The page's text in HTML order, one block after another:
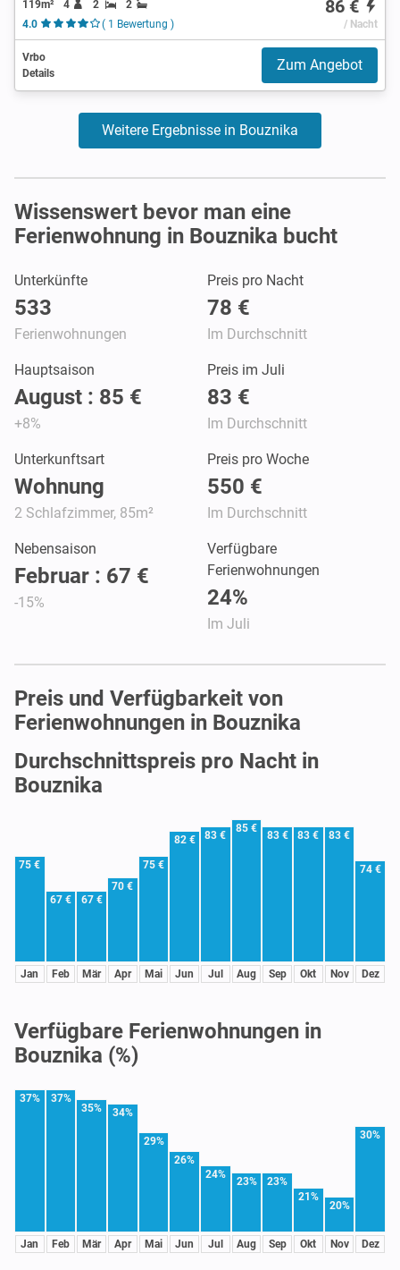
119m² 4 2
2
4.0
( 1 Bewertung )
86 €
/ Nacht
Vrbo
Details
Zum Angebot
Weitere Ergebnisse in Bouznika
Wissenswert bevor man eine
Ferienwohnung in Bouznika bucht
Unterkünfte
533
Ferienwohnungen
Preis pro Nacht
78 €
Im Durchschnitt
Hauptsaison
August : 85 €
+8%
Preis im Juli
83 €
Im Durchschnitt
Unterkunftsart
Wohnung
2 Schlafzimmer, 85m²
Preis pro Woche
550 €
Im Durchschnitt
Nebensaison
Februar : 67 €
-15%
Verfügbare
Ferienwohnungen
24%
Im Juli
Preis und Verfügbarkeit von
Ferienwohnungen in Bouznika
Durchschnittspreis pro Nacht in
Bouznika
75 €
Jan
67 €
Feb
67 €
Mär
70 €
Apr
75 €
Mai
82 €
Jun
83 €
Jul
85 €
Aug
83 €
Sep
83 €
Okt
83 €
Nov
74 €
Dez
Verfügbare Ferienwohnungen in
Bouznika (%)
37%
Jan
37%
Feb
35%
Mär
34%
Apr
29%
Mai
26%
Jun
24%
Jul
23%
Aug
23%
Sep
21%
Okt
20%
Nov
30%
Dez